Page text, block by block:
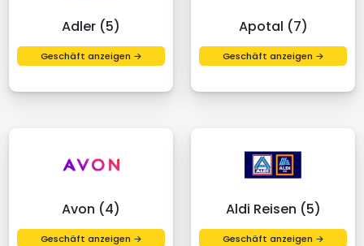
Adler (5)
Geschäft anzeigen →
Apotal (7)
Geschäft anzeigen →
Avon (4)
Geschäft anzeigen →
Aldi Reisen (5)
Geschäft anzeigen →